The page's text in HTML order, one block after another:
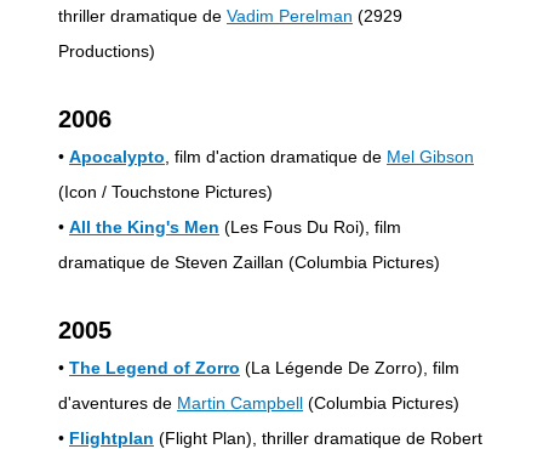
thriller dramatique de Vadim Perelman (2929
Productions)
2006
• Apocalypto , film d'action dramatique de Mel Gibson
(Icon / Touchstone Pictures)
• All the King's Men (Les Fous Du Roi), film
dramatique de Steven Zaillan (Columbia Pictures)
2005
• The Legend of Zorro (La Légende De Zorro), film
d'aventures de Martin Campbell (Columbia Pictures)
• Flightplan (Flight Plan), thriller dramatique de Robert